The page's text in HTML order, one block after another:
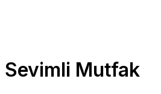
Sevimli Mutfak